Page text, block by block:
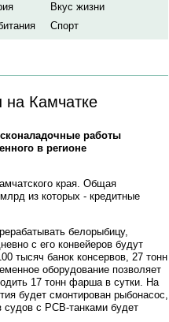
Вкус жизни
Спорт
на Камчатке
работы
в регионе
края. Общая
из которых - кредитные
белорыбицу,
с его конвейеров будут
тысяч банок консервов, 27 тонн
оборудование позволяет
17 тонн фарша в сутки. На
будет смонтирован рыбонасос,
судов с РСВ-танками будет